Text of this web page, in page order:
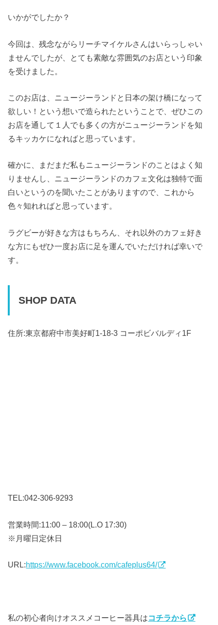
いかがでしたか？
今回は、残念ながらリーチマイケルさんはいらっしゃい
ませんでしたが、とても素敵な雰囲気のお店という印象
を受けました。
このお店は、ニュージーランドと日本の架け橋になって
欲しい！という想いで造られたということで、ぜひこの
お店を通して１人でも多くの方がニュージーランドを知
るキッカケになればと思っています。
確かに、まだまだ私もニュージーランドのことはよく知
りませんし、ニュージーランドのカフェ文化は独特で面
白いというのを聞いたことがありますので、これから
色々知れればと思っています。
ラグビーが好きな方はもちろん、それ以外のカフェ好き
な方にもぜひ一度お店に足を運んでいただければ幸いで
す。
SHOP DATA
住所:東京都府中市美好町1-18-3 コーポビバルディ1F
TEL:042-306-9293
営業時間:11:00 – 18:00(L.O 17:30)
※月曜日定休日
URL:https://www.facebook.com/cafeplus64/
私の初心者向けオススメコーヒー器具はコチラから